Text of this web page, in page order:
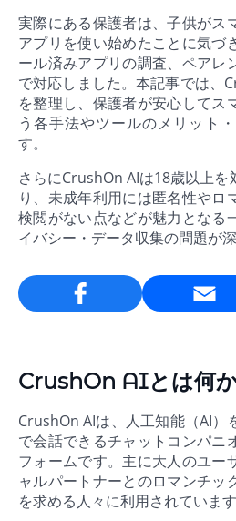
実際にある保護者は、子供がス
アプリを使い始めたことに気づ
ール済みアプリの調査、ペアレ
で対応しました。本記事では、
を整理し、保護者が安心してス
う各手法やツールのメリット
す。
さらにCrushOn AIは18歳以上を
り、未成年利用には匿名性やロ
検閲がない点などが魅力となる
イバシー・データ収集の問題が深
Email
CrushOn AIとは何
CrushOn AIは、人工知能（AI）
で会話できるチャットコンパニ
フォームです。主に大人のユー
ャルパートナーとのロマンチッ
を求める人々に利用されています